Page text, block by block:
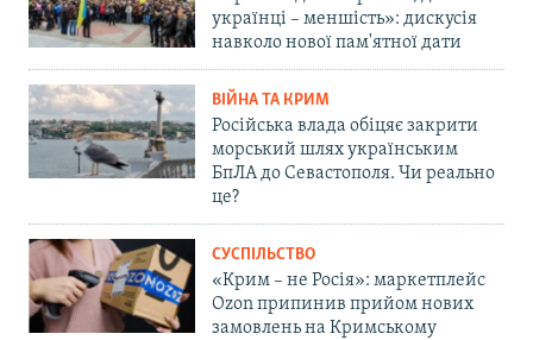
українці – меншість»: дискусія
навколо нової пам'ятної дати
ВІЙНА ТА КРИМ
Російська влада обіцяє закрити
морський шлях українським
БпЛА до Севастополя. Чи реально
це?
СУСПІЛЬСТВО
«Крим – не Росія»: маркетплейс
Ozon припинив прийом нових
замовлень на Кримському